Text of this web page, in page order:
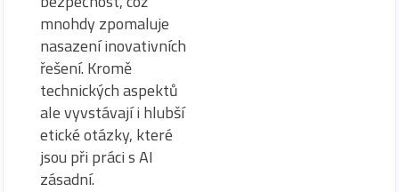
mnohdy zpomaluje
nasazení inovativních
řešení. Kromě
technických aspektů
ale vyvstávají i hlubší
etické otázky, které
jsou při práci s AI
zásadní.